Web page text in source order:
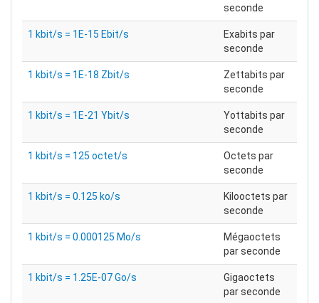
seconde
1 kbit/s = 1E-15 Ebit/s
Exabits par
seconde
1 kbit/s = 1E-18 Zbit/s
Zettabits par
seconde
1 kbit/s = 1E-21 Ybit/s
Yottabits par
seconde
1 kbit/s = 125 octet/s
Octets par
seconde
1 kbit/s = 0.125 ko/s
Kilooctets par
seconde
1 kbit/s = 0.000125 Mo/s
Mégaoctets
par seconde
1 kbit/s = 1.25E-07 Go/s
Gigaoctets
par seconde